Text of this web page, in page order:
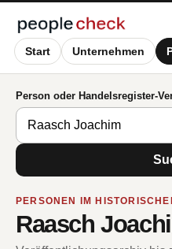
Start Unternehmen
Person oder Handelsregister-
PERSONEN IM
Raasch